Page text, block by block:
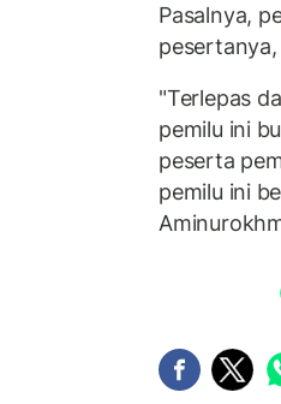
Pasalnya,
"Terlepas
pemilu ini
peserta
pemilu ini